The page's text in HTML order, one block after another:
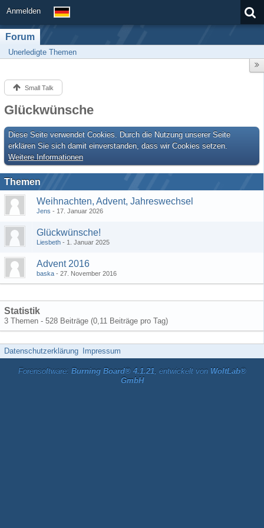
Anmelden
Forum
Unerledigte Themen
Small Talk
Glückwünsche
Diese Seite verwendet Cookies. Durch die Nutzung unserer Seite
erklären Sie sich damit einverstanden, dass wir Cookies setzen.
Weitere Informationen
Themen
Weihnachten, Advent, Jahreswechsel
Jens 17. Januar 2026
Glückwünsche!
Liesbeth 1. Januar 2025
Advent 2016
baska 27. November 2016
Statistik
3 Themen - 528 Beiträge (0,11 Beiträge pro Tag)
Datenschutzerklärung Impressum
Forensoftware: Burning Board® 4.1.21, entwickelt von WoltLab®
GmbH